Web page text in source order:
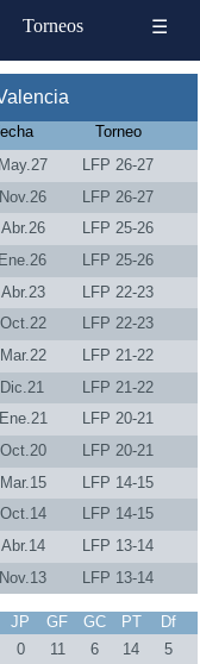
Torneos ☰
Torneo
LFP 26-27
LFP 26-27
LFP 25-26
LFP 25-26
LFP 22-23
LFP 22-23
LFP 21-22
LFP 21-22
LFP 20-21
LFP 20-21
LFP 14-15
LFP 14-15
LFP 13-14
LFP 13-14
JP GF GC PT
Df
0 11 6 14
5